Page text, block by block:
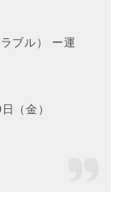
ブル） ー運
（金）